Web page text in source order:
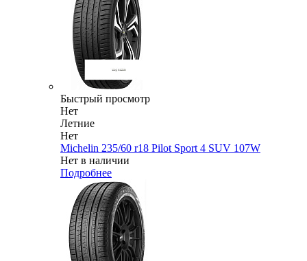
Быстрый просмотр
Нет
Летние
Нет
Michelin 235/60 r18 Pilot Sport 4 SUV 107W
Нет в наличии
Подробнее